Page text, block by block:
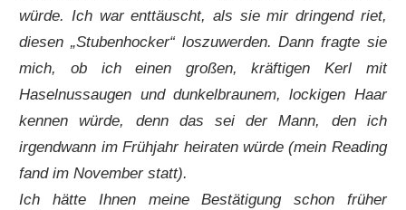
würde. Ich war enttäuscht, als sie mir dringend riet,
diesen „Stubenhocker“ loszuwerden. Dann fragte sie
mich, ob ich einen großen, kräftigen Kerl mit
Haselnussaugen und dunkelbraunem, lockigen Haar
kennen würde, denn das sei der Mann, den ich
irgendwann im Frühjahr heiraten würde (mein Reading
fand im November statt).
Ich hätte Ihnen meine Bestätigung schon früher